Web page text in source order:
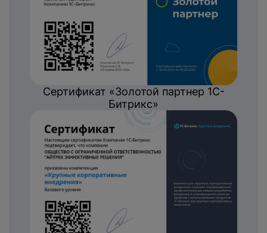
Сертификат «Золотой партнер 1С-
Битрикс»